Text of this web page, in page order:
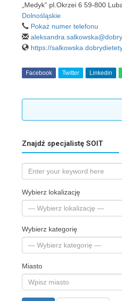
„Medyk” pl.Okrzei 6 59-800
Dolnośląskie
Pokaż numer telefonu
https://
Facebook Twitter Linkedin
Znajdź specjalistę SOIT
Wybierz lokalizację
Wybierz kategorię
Miasto